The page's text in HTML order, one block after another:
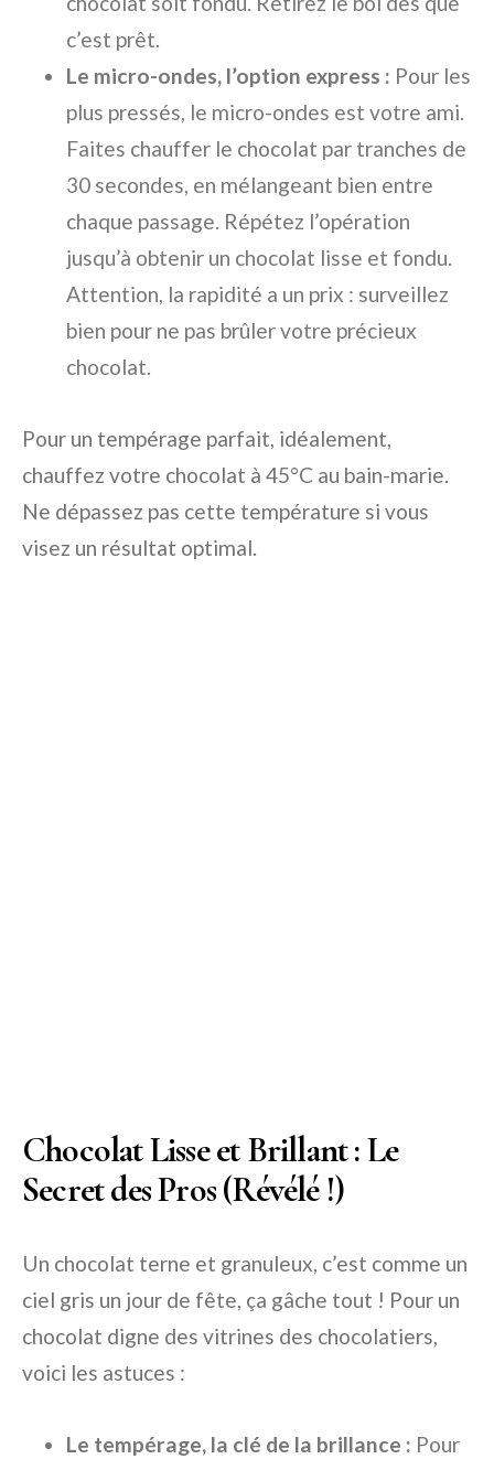
c’est prêt.
Le micro-ondes, l’option express : Pour les
plus pressés, le micro-ondes est votre ami.
Faites chauffer le chocolat par tranches de
30 secondes, en mélangeant bien entre
chaque passage. Répétez l’opération
jusqu’à obtenir un chocolat lisse et fondu.
Attention, la rapidité a un prix : surveillez
bien pour ne pas brûler votre précieux
chocolat.
Pour un tempérage parfait, idéalement,
chauffez votre chocolat à 45°C au bain-marie.
Ne dépassez pas cette température si vous
visez un résultat optimal.
Chocolat Lisse et Brillant : Le
Secret des Pros (Révélé !)
Un chocolat terne et granuleux, c’est comme un
ciel gris un jour de fête, ça gâche tout ! Pour un
chocolat digne des vitrines des chocolatiers,
voici les astuces :
Le tempérage, la clé de la brillance : Pour